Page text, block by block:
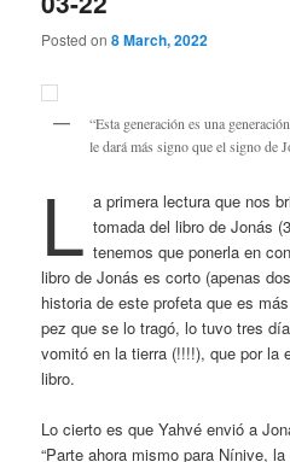
Posted on8 March, 2022
“Esta generación es una
le dará más signo que el signo de
L a primera lectura que nos
tomada del libro de Jonás
tenemos que ponerla en
libro de Jonás es corto (apenas
historia de este profeta que es
pez que se lo tragó, lo tuvo tres
vomitó en la tierra (!!!!), que por la
libro.
Lo cierto es que Yahvé envió a
“Parte ahora mismo para Nínive,